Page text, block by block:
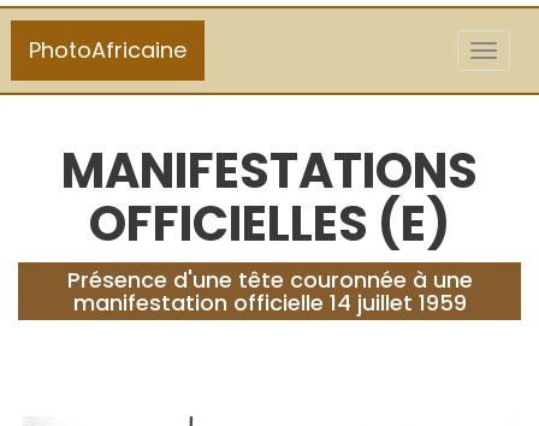
PhotoAfricaine
MANIFESTATIONS
OFFICIELLES (E)
Présence d'une tête couronnée à une
manifestation officielle 14 juillet 1959